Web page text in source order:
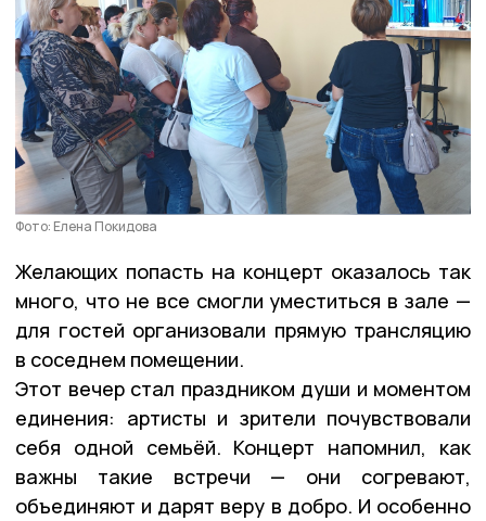
Фото: Елена Покидова
Желающих попасть на концерт оказалось так
много, что не все смогли уместиться в зале —
для гостей организовали прямую трансляцию
в соседнем помещении.
Этот вечер стал праздником души и моментом
единения: артисты и зрители почувствовали
себя одной семьёй. Концерт напомнил, как
важны такие встречи — они согревают,
объединяют и дарят веру в добро. И особенно